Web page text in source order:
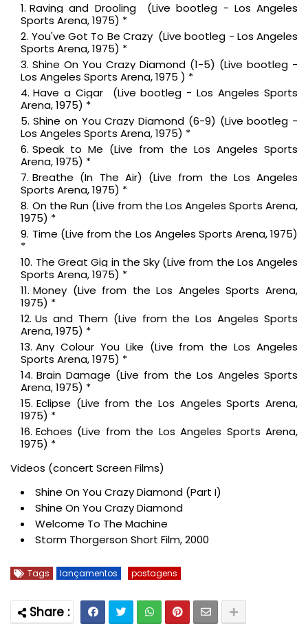
Raving and Drooling (Live bootleg - Los Angeles
Sports Arena, 1975) *
You've Got To Be Crazy (Live bootleg - Los Angeles
Sports Arena, 1975) *
Shine On You Crazy Diamond (1-5) (Live bootleg -
Los Angeles Sports Arena, 1975 ) *
Have a Cigar (Live bootleg - Los Angeles Sports
Arena, 1975) *
Shine on You Crazy Diamond (6-9) (Live bootleg -
Los Angeles Sports Arena, 1975) *
Speak to Me (Live from the Los Angeles Sports
Arena, 1975) *
Breathe (In The Air) (Live from the Los Angeles
Sports Arena, 1975) *
On the Run (Live from the Los Angeles Sports Arena,
1975) *
Time (Live from the Los Angeles Sports Arena, 1975)
*
The Great Gig in the Sky (Live from the Los Angeles
Sports Arena, 1975) *
Money (Live from the Los Angeles Sports Arena,
1975) *
Us and Them (Live from the Los Angeles Sports
Arena, 1975) *
Any Colour You Like (Live from the Los Angeles
Sports Arena, 1975) *
Brain Damage (Live from the Los Angeles Sports
Arena, 1975) *
Eclipse (Live from the Los Angeles Sports Arena,
1975) *
Echoes (Live from the Los Angeles Sports Arena,
1975) *
Videos (concert Screen Films)
Shine On You Crazy Diamond (Part I)
Shine On You Crazy Diamond
Welcome To The Machine
Storm Thorgerson Short Film, 2000
Tags lançamentos postagens